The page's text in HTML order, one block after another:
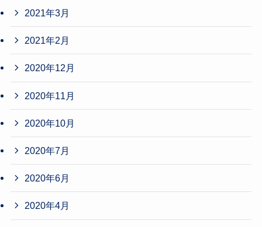
2021年3月
2021年2月
2020年12月
2020年11月
2020年10月
2020年7月
2020年6月
2020年4月